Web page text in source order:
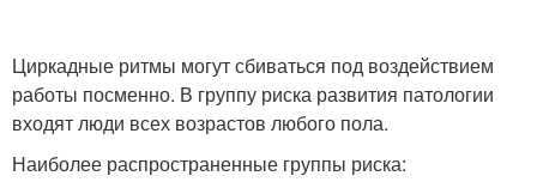
Циркадные ритмы могут сбиваться под воздействием
работы посменно. В группу риска развития патологии
входят люди всех возрастов любого пола.
Наиболее распространенные группы риска: